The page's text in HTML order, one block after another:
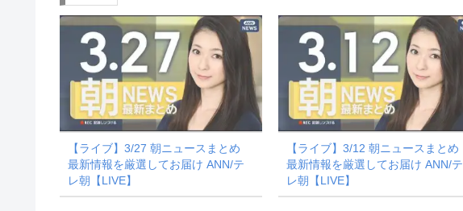
中…
【ライブ】3/27 朝ニュースまとめ
最新情報を厳選してお届け ANN/テ
レ朝【LIVE】
【ライブ】3/12 朝ニュースまとめ
最新情報を厳選してお届け ANN/テ
レ朝【LIVE】